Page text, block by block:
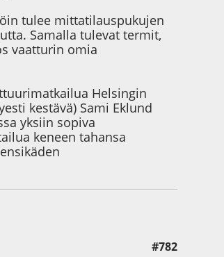
tulee mittatilauspukujen
Samalla tulevat termit,
vaatturin omia
Helsingin
kestävä) Sami Eklund
yksiin sopiva
keneen tahansa
#782